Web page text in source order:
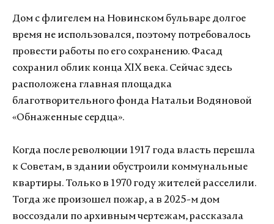
Дом с флигелем на Новинском бульваре долгое
время не использовался, поэтому потребовалось
провести работы по его сохранению. Фасад
сохранил облик конца XIX века. Сейчас здесь
расположена главная площадка
благотворительного фонда Натальи Водяновой
«Обнаженные сердца».
Когда после революции 1917 года власть перешла
к Советам, в здании обустроили коммунальные
квартиры. Только в 1970 году жителей расселили.
Тогда же произошел пожар, а в 2025-м дом
воссоздали по архивным чертежам, рассказала